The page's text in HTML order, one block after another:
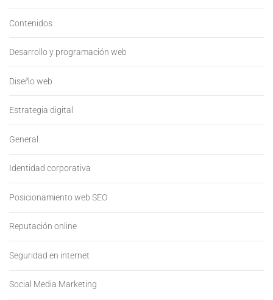
Contenidos
Desarrollo y programación web
Diseño web
Estrategia digital
General
Identidad corporativa
Posicionamiento web SEO
Reputación online
Seguridad en internet
Social Media Marketing